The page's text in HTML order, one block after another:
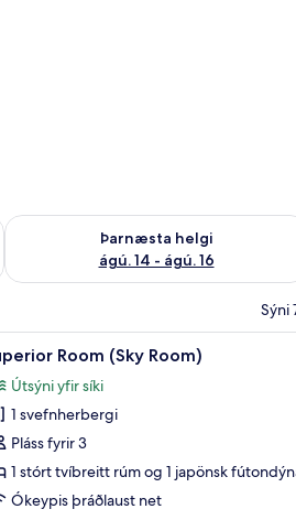
9
Þarnæsta helgi
ágú. 14 - ágú. 16
Athuga framboð þarnæstu helgi ágú.
Sýni
nettenging, rúmföt Superior
11 Room (Sky Room)
Útsýni yfir síki
1 svefnherbergi
Pláss fyrir 3
1 stórt tvíbreitt rúm og 1 japönsk
Ókeypis þráðlaust net